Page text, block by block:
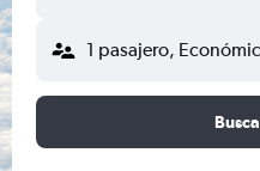
1 pasajero,